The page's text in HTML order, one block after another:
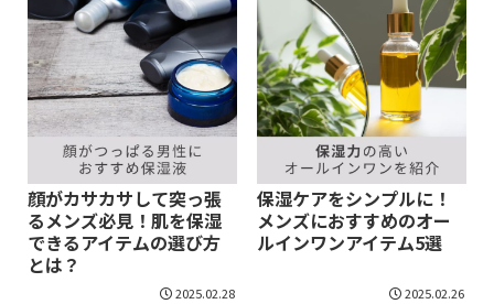
顔がカサカサして突っ張
るメンズ必見！肌を保湿
できるアイテムの選び方
とは？
2025.02.28
保湿ケアをシンプルに！
メンズにおすすめのオー
ルインワンアイテム5選
2025.02.26